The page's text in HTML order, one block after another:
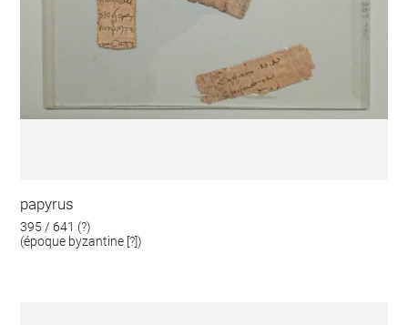
papyrus
395 / 641 (?)
(époque byzantine [?])